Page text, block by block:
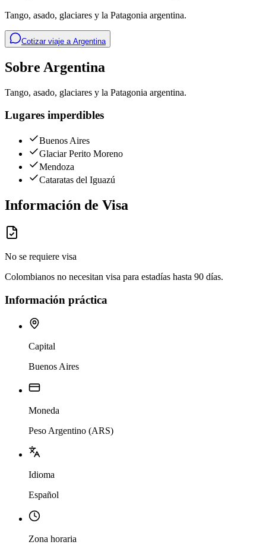
Tango, asado, glaciares y la Patagonia argentina.
Cotizar viaje a Argentina
Sobre Argentina
Tango, asado, glaciares y la Patagonia argentina.
Lugares imperdibles
Buenos Aires
Glaciar Perito Moreno
Mendoza
Cataratas del Iguazú
Información de Visa
No se requiere visa
Colombianos no necesitan visa para estadías hasta 90 días.
Información práctica
Capital
Buenos Aires
Moneda
Peso Argentino (ARS)
Idioma
Español
Zona horaria